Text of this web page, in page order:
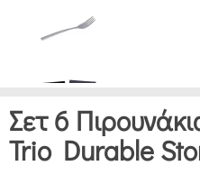
Σετ 6
Trio Durable